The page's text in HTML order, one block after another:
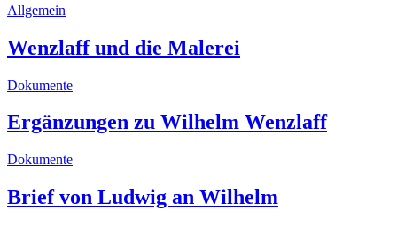
Allgemein
Wenzlaff und die Malerei
Dokumente
Ergänzungen zu Wilhelm Wenzlaff
Dokumente
Brief von Ludwig an Wilhelm